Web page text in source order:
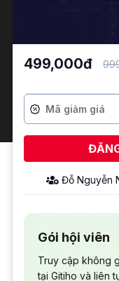
499,000đ
Đỗ Nguyễn
Gói hội viên
Truy cập không
tại Gitiho và liên